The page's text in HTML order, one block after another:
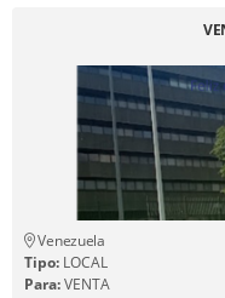
Venezuela
Tipo: LOCAL
Para:VENTA